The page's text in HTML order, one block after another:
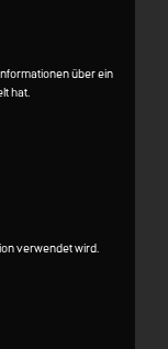
über ein
hat.
verwendet wird.